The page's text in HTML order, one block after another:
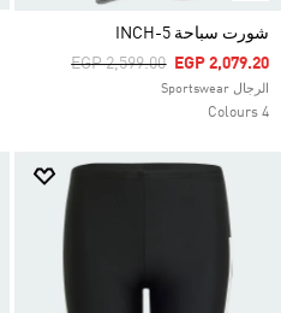
شورت سباحة 5-INCH
Price Reduced From
EGP 2,599.00ToEGP 2,079.20
الرجال Sportswear
4 Colours